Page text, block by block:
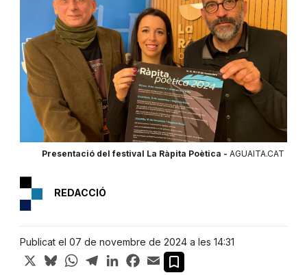
Presentació del festival La Ràpita Poètica - AGUAITA.CAT
REDACCIÓ
Publicat el 07 de novembre de 2024 a les 14:31
X BlueskyWhatsApp
TelegramLinkedInFacebook
Email